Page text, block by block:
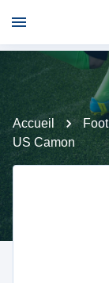
Accueil
US Camon